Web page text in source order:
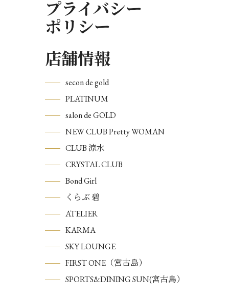
プライバシー
ポリシー
店舗情報
secon de gold
PLATINUM
salon de GOLD
NEW CLUB Pretty WOMAN
CLUB 涼水
CRYSTAL CLUB
Bond Girl
くらぶ 碧
ATELIER
KARMA
SKY LOUNGE
FIRST ONE（宮古島）
SPORTS&DINING SUN(宮古島）